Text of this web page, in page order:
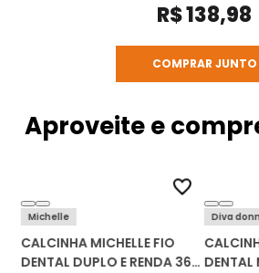
R$ 138,98
COMPRAR JUNTO
Aproveite e
Michelle
CALCINHA MICHELLE FIO
DENTAL DUPLO E RENDA 3617
Diva
DENTAL